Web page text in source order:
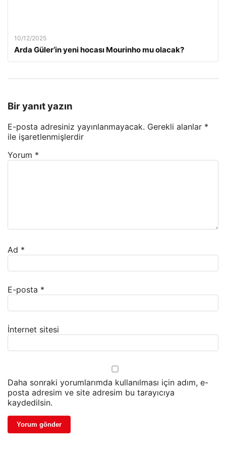
10/12/2025
Arda Güler’in yeni hocası Mourinho mu olacak?
Bir yanıt yazın
E-posta adresiniz yayınlanmayacak. Gerekli alanlar *
ile işaretlenmişlerdir
Yorum *
Ad *
E-posta *
İnternet sitesi
Daha sonraki yorumlarımda kullanılması için adım, e-
posta adresim ve site adresim bu tarayıcıya
kaydedilsin.